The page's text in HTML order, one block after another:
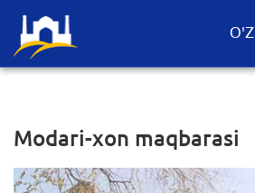
O'Z
Modari-xon maqbarasi